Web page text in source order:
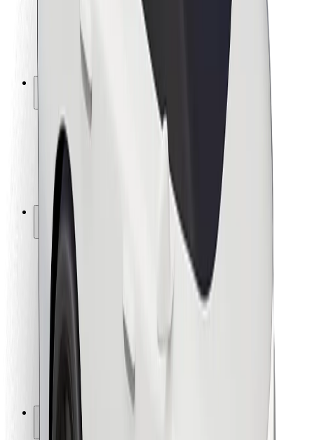
Sikkerhet for sparkesykler
Sikkerhetslab
Steder
Byløsninger
Flyplasser
Bolt-ladestasjoner
Brukerstøtte
For passasjerer
For sjåfører
For leveringsbud
Bolt Food
For flåteeiere
For restauranter
Bolt for Business